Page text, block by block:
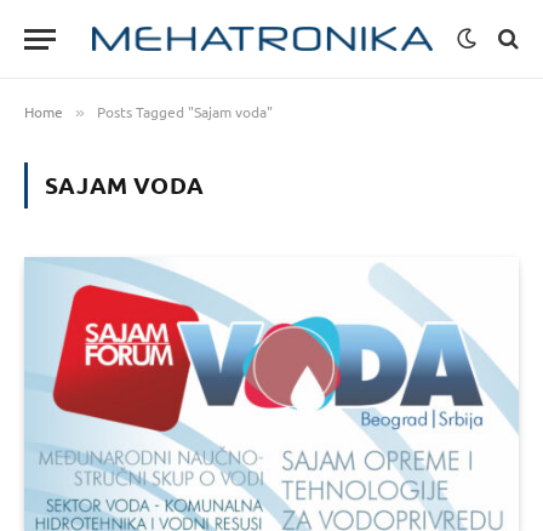
Home » Posts Tagged "Sajam voda"
SAJAM VODA